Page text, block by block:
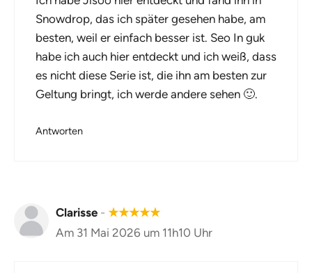
Snowdrop, das ich später gesehen habe, am
besten, weil er einfach besser ist. Seo In guk
habe ich auch hier entdeckt und ich weiß, dass
es nicht diese Serie ist, die ihn am besten zur
Geltung bringt, ich werde andere sehen 🙂.
Antworten
Clarisse - ★★★★★
Am 31 Mai 2026 um 11h10 Uhr